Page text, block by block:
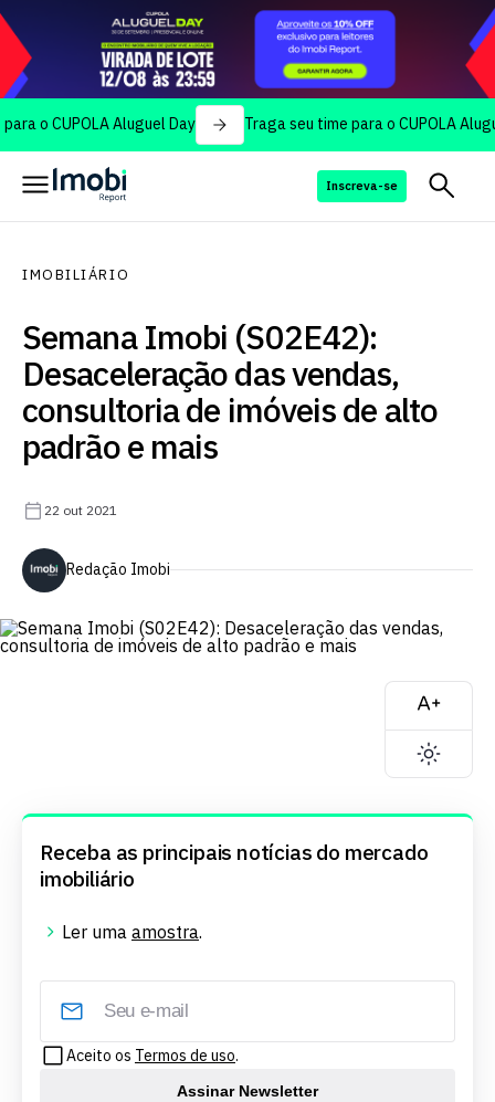
Aluguel Day Traga seu time para o CUPOLA Aluguel Day
Inscreva-se
IMOBILIÁRIO
Semana Imobi (S02E42):
Desaceleração das vendas,
consultoria de imóveis de alto
padrão e mais
22 out 2021
Redação Imobi
Receba as principais notícias do mercado
imobiliário
Ler uma amostra.
Aceito os Termos de uso.
Assinar Newsletter